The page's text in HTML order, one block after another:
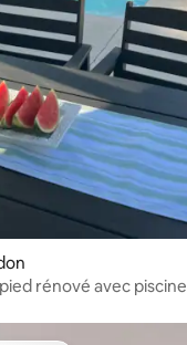
rénové avec piscine